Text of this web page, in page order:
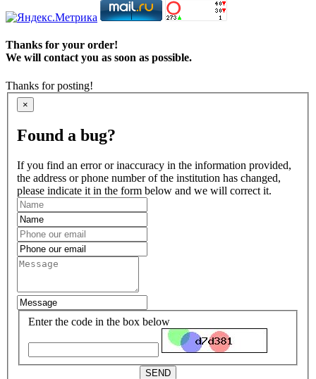
Thanks for your order!
We will contact you as soon as possible.
Thanks for posting!
×
Found a bug?
If you find an error or inaccuracy in the information provided,
the address or phone number of the institution has changed,
please indicate it in the form below and we will correct it.
Enter the code in the box below
SEND